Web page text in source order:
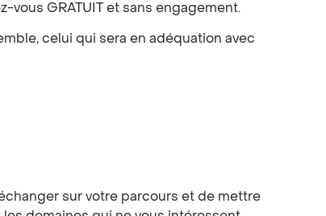
GRATUIT et sans engagement.
celui qui sera en adéquation avec
sur votre parcours et de mettre